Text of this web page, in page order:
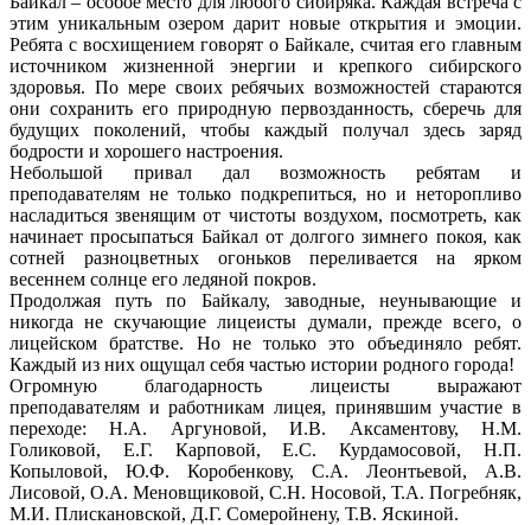
этим уникальным озером дарит новые открытия и эмоции.
Ребята с восхищением говорят о Байкале, считая его главным
источником жизненной энергии и крепкого сибирского
здоровья. По мере своих ребячьих возможностей стараются
они сохранить его природную первозданность, сберечь для
будущих поколений, чтобы каждый получал здесь заряд
бодрости и хорошего настроения.
Небольшой привал дал возможность ребятам и
преподавателям не только подкрепиться, но и неторопливо
насладиться звенящим от чистоты воздухом, посмотреть, как
начинает просыпаться Байкал от долгого зимнего покоя, как
сотней разноцветных огоньков переливается на ярком
весеннем солнце его ледяной покров.
Продолжая путь по Байкалу, заводные, неунывающие и
никогда не скучающие лицеисты думали, прежде всего, о
лицейском братстве. Но не только это объединяло ребят.
Каждый из них ощущал себя частью истории родного города!
Огромную благодарность лицеисты выражают
преподавателям и работникам лицея, принявшим участие в
переходе: Н.А. Аргуновой, И.В. Аксаментову, Н.М.
Голиковой, Е.Г. Карповой, Е.С. Курдамосовой, Н.П.
Копыловой, Ю.Ф. Коробенкову, С.А. Леонтьевой, А.В.
Лисовой, О.А. Меновщиковой, С.Н. Носовой, Т.А. Погребняк,
М.И. Плискановской, Д.Г. Сомеройнену, Т.В. Яскиной.